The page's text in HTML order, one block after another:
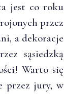
jest co roku
przez
a dekoracje
sąsiedzką
Warto się
przez jury, w